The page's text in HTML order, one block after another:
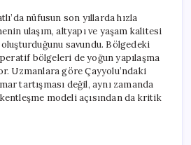
nüfusun son yıllarda hızla
ulaşım, altyapı ve yaşam kalitesi
savundu. Bölgedeki
bölgeleri de yoğun yapılaşma
Uzmanlara göre Çayyolu’ndaki
tartışması değil, aynı zamanda
modeli açısından da kritik